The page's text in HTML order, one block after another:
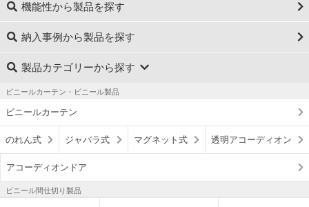
機能性から製品を探す
納入事例から製品を探す
製品カテゴリーから探す
ビニールカーテン・ビニール製品
ビニールカーテン
のれん式 ジャバラ式 マグネット式 透明アコーディオン
アコーディオンドア
ビニール間仕切り製品